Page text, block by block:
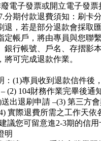
電子發票或開立電子發票
分期付款退費須知：刷卡
退，若是部分退款會採取
定帳戶，將由專員與您聯
銀行帳號、戶名、存摺影
將可完成退款作業。
：(1)專員收到退款信件後
(2) 104財務作業完畢後通
出退刷申請 –(3) 第三方
實際退費所需之工作天依
議您可留意進2-3期的信用
明